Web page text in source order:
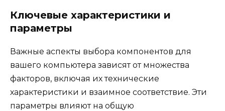
Ключевые характеристики и
параметры
Важные аспекты выбора компонентов для
вашего компьютера зависят от множества
факторов, включая их технические
характеристики и взаимное соответствие. Эти
параметры влияют на общую